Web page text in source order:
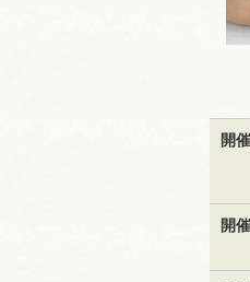
開
開